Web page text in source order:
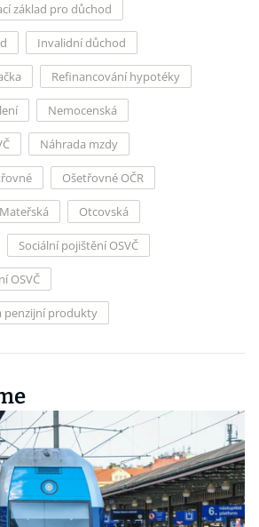
základ pro důchod
Invalidní důchod
Refinancování hypotéky
Nemocenská
Náhrada mzdy
Ošetřovné OČR
Mateřská Otcovská
Sociální pojištění OSVČ
OSVČ
penzijní produkty